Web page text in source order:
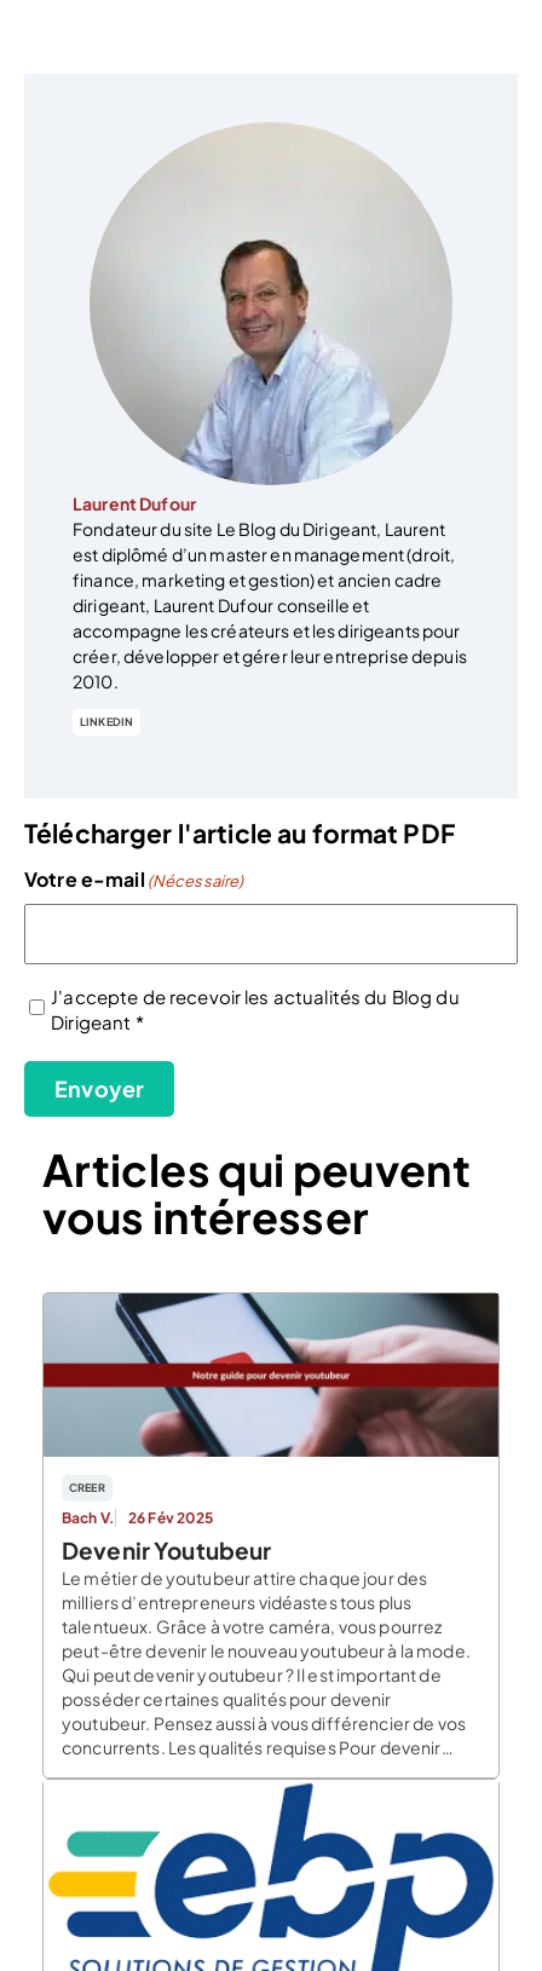
Laurent Dufour
Fondateur du site Le Blog du Dirigeant, Laurent
est diplômé d’un master en management (droit,
finance, marketing et gestion) et ancien cadre
dirigeant, Laurent Dufour conseille et
accompagne les créateurs et les dirigeants pour
créer, développer et gérer leur entreprise depuis
2010.
LINKEDIN
Télécharger l'article au format PDF
Votre e-mail (Nécessaire)
(Nécessaire)
J'accepte de recevoir les actualités du Blog du
Dirigeant *
Envoyer
Articles qui peuvent
vous intéresser
CREER
Bach V. 26 Fév 2025
Devenir Youtubeur
Le métier de youtubeur attire chaque jour des
milliers d’entrepreneurs vidéastes tous plus
talentueux. Grâce à votre caméra, vous pourrez
peut-être devenir le nouveau youtubeur à la mode.
Qui peut devenir youtubeur ? Il est important de
posséder certaines qualités pour devenir
youtubeur. Pensez aussi à vous différencier de vos
concurrents. Les qualités requises Pour devenir